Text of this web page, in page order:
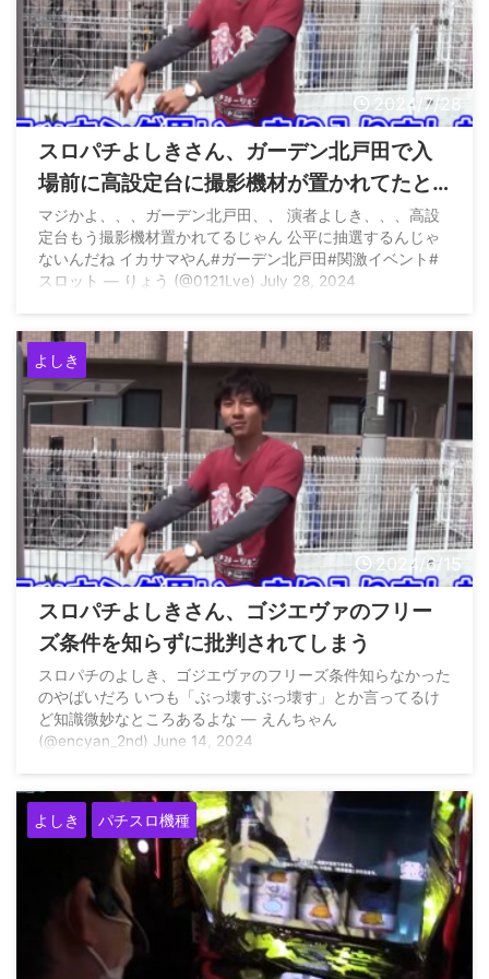
2024/7/28
スロパチよしきさん、ガーデン北戸田で入
場前に高設定台に撮影機材が置かれてたと
言われる→完全論破で無実を証明される
マジかよ、、、ガーデン北戸田、、 演者よしき、、、高設
定台もう撮影機材置かれてるじゃん 公平に抽選するんじゃ
ないんだね イカサマやん#ガーデン北戸田#関激イベント#
スロット — りょう (@0121Lve) July 28, 2024
よしき
2024/6/15
スロパチよしきさん、ゴジエヴァのフリー
ズ条件を知らずに批判されてしまう
スロパチのよしき、ゴジエヴァのフリーズ条件知らなかった
のやばいだろ いつも「ぶっ壊すぶっ壊す」とか言ってるけ
ど知識微妙なところあるよな — えんちゃん
(@encyan_2nd) June 14, 2024
よしき パチスロ機種